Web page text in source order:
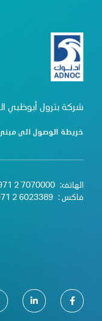
شركة بترول أبوظبي
خريطة الوصول الى
الهاتف: 2 7070000
فاكس : 2 6023389